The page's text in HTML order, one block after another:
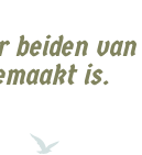
beiden van
is.